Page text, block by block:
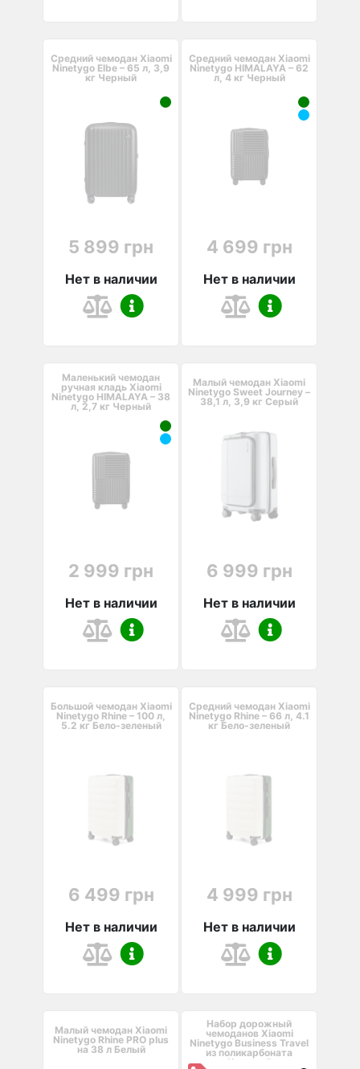
Средний чемодан Xiaomi
Ninetygo Elbe – 65 л, 3,9
кг Черный
5 899 грн
Нет в наличии
Средний чемодан Xiaomi
Ninetygo HIMALAYA – 62
л, 4 кг Черный
4 699 грн
Нет в наличии
Маленький чемодан
ручная кладь Xiaomi
Ninetygo HIMALAYA – 38
л, 2,7 кг Черный
2 999 грн
Нет в наличии
Малый чемодан Xiaomi
Ninetygo Sweet Journey –
38,1 л, 3,9 кг Серый
6 999 грн
Нет в наличии
Большой чемодан Xiaomi
Ninetygo Rhine – 100 л,
5.2 кг Бело-зеленый
6 499 грн
Нет в наличии
Средний чемодан Xiaomi
Ninetygo Rhine – 66 л, 4.1
кг Бело-зеленый
4 999 грн
Нет в наличии
Малый чемодан Xiaomi
Ninetygo Rhine PRO plus
на 38 л Белый
Набор дорожный
чемоданов Xiaomi
Ninetygo Business Travel
из поликарбоната
Красный